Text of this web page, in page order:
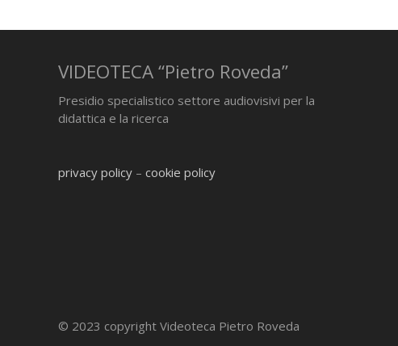
VIDEOTECA “Pietro Roveda”
Presidio specialistico settore audiovisivi per la
didattica e la ricerca
privacy policy – cookie policy
© 2023 copyright Videoteca Pietro Roveda